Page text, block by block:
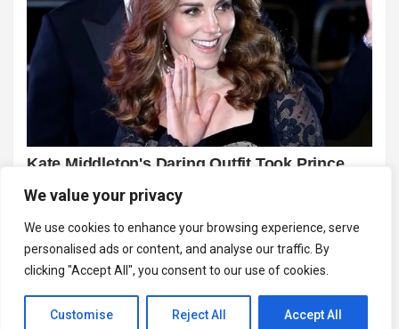
We value your privacy
We use cookies to enhance your browsing experience, serve
personalised ads or content, and analyse our traffic. By
clicking "Accept All", you consent to our use of cookies.
Customise Reject All Accept All